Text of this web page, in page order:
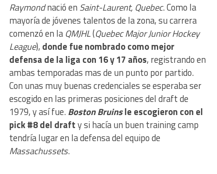
Raymondnació en Saint-Laurent, Quebec. Como la
mayoría de jóvenes talentos de la zona, su carrera
comenzó en la QMJHL(Quebec Major Junior Hockey
League), donde fue nombrado como mejor
defensa de la liga con 16 y 17 años, registrando en
ambas temporadas mas de un punto por partido.
Con unas muy buenas credenciales se esperaba ser
escogido en las primeras posiciones del draft de
1979, y así fue.Boston Bruinsle escogieron con el
pick #8 del drafty si hacía un buen training camp
tendría lugar en la defensa del equipo de
Massachussets.